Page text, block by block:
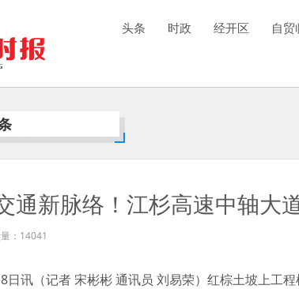
头条 时政 经开区 自贸
通新脉络！江杉高速中轴大
： 14041
日讯（记者 宋彬彬 通讯员 刘易荣）红棕土坡上工